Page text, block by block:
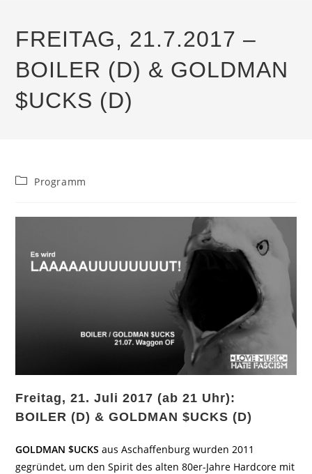
FREITAG, 21.7.2017 –
BOILER (D) & GOLDMAN
$UCKS (D)
Beitrags-
Programm
Freitag, 21. Juli 2017 (ab 21 Uhr):
BOILER (D) & GOLDMAN $UCKS (D)
GOLDMAN $UCKS aus Aschaffenburg wurden 2011
gegründet, um den Spirit des alten 80er-Jahre Hardcore mit